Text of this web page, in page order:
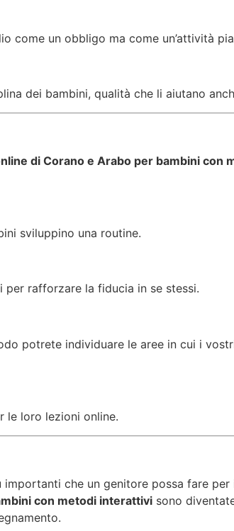
come un obbligo ma come un’attività
dei bambini, qualità che li aiutano
di Corano e Arabo per bambini con
sviluppino una routine.
rafforzare la fiducia in se stessi.
potrete individuare le aree in cui i
le loro lezioni online.
che un genitore possa fare
con metodi interattivi sono